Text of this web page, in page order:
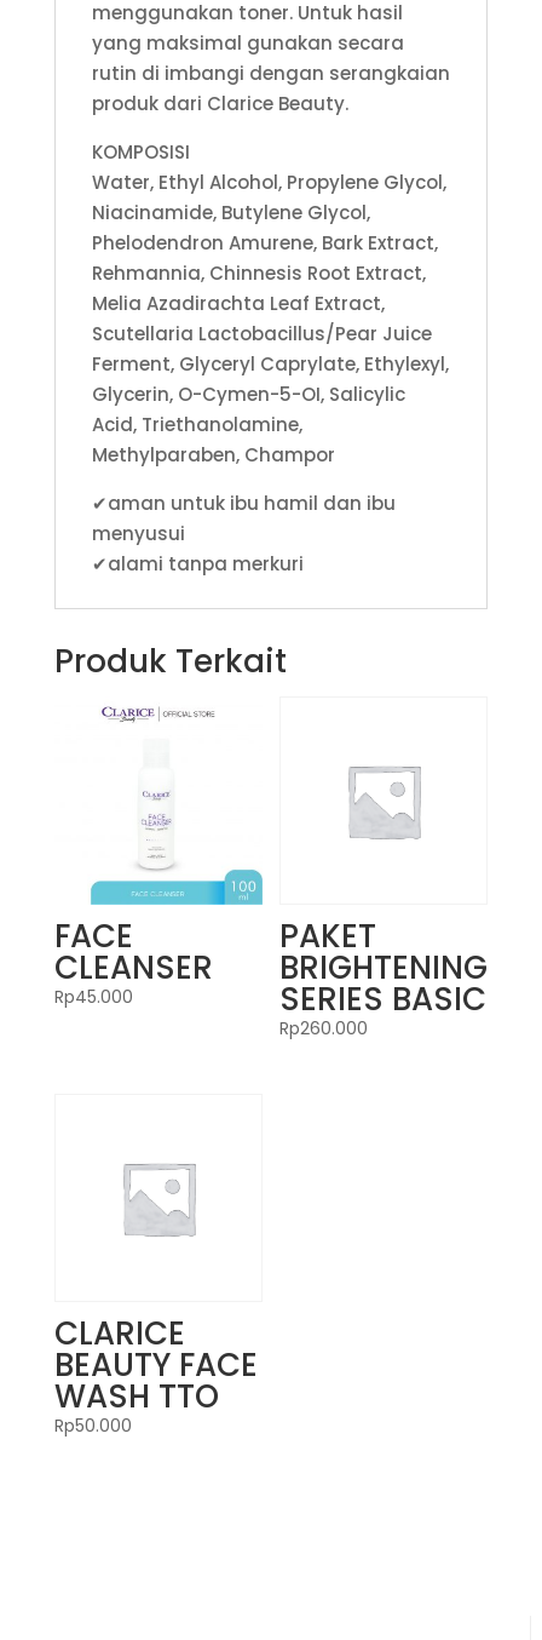
menggunakan toner. Untuk hasil
yang maksimal gunakan secara
rutin di imbangi dengan serangkaian
produk dari Clarice Beauty.
KOMPOSISI
Water, Ethyl Alcohol, Propylene Glycol,
Niacinamide, Butylene Glycol,
Phelodendron Amurene, Bark Extract,
Rehmannia, Chinnesis Root Extract,
Melia Azadirachta Leaf Extract,
Scutellaria Lactobacillus/Pear Juice
Ferment, Glyceryl Caprylate, Ethylexyl,
Glycerin, O-Cymen-5-OI, Salicylic
Acid, Triethanolamine,
Methylparaben, Champor
✔aman untuk ibu hamil dan ibu
menyusui
✔alami tanpa merkuri
Produk Terkait
FACE
CLEANSER
Rp45.000
PAKET
BRIGHTENING
SERIES BASIC
Rp260.000
CLARICE
BEAUTY FACE
WASH TTO
Rp50.000